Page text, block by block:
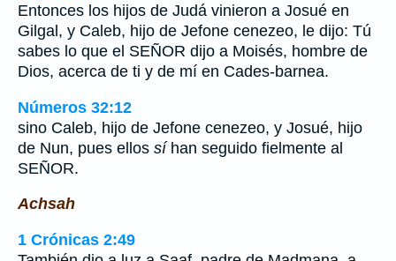
Entonces los hijos de Judá vinieron a Josué en
Gilgal, y Caleb, hijo de Jefone cenezeo, le dijo: Tú
sabes lo que el SEÑOR dijo a Moisés, hombre de
Dios, acerca de ti y de mí en Cades-barnea.
Números 32:12
sino Caleb, hijo de Jefone cenezeo, y Josué, hijo
de Nun, pues ellos síhan seguido fielmente al
SEÑOR.
Achsah
1 Crónicas 2:49